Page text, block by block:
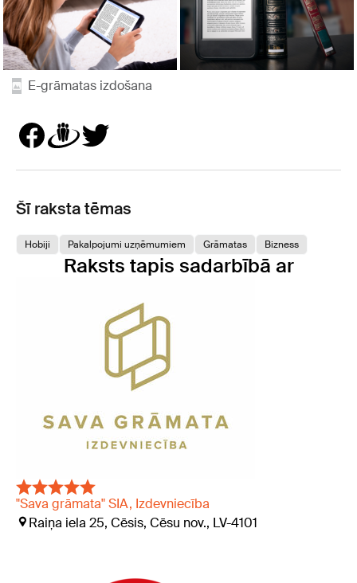
E-grāmatas izdošana
Šī raksta tēmas
Hobiji Pakalpojumi uzņēmumiem Grāmatas Bizness
Raksts tapis sadarbībā ar
"Sava grāmata" SIA, Izdevniecība
Raiņa iela 25, Cēsis, Cēsu nov., LV-4101